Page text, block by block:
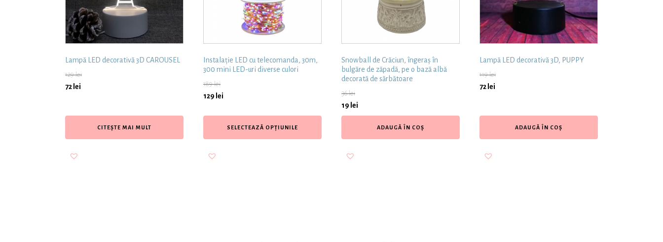
Lampă LED decorativă 3D CAROUSEL
129lei
72 lei
CITEȘTE MAI MULT
Instalație LED cu telecomanda, 30m,
300 mini LED-uri diverse culori
189lei
129 lei
SELECTEAZĂ OPȚIUNILE
Snowball de Crăciun, îngeraș în
bulgăre de zăpadă, pe o bază albă
decorată de sărbătoare
36lei
19 lei
ADAUGĂ ÎN COȘ
Lampă LED decorativă 3D, PUPPY
119lei
72 lei
ADAUGĂ ÎN COȘ